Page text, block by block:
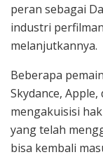
peran sebagai
industri
melanjutkannya.
Beberapa
Skydance,
mengakuisisi
yang telah
bisa kembali